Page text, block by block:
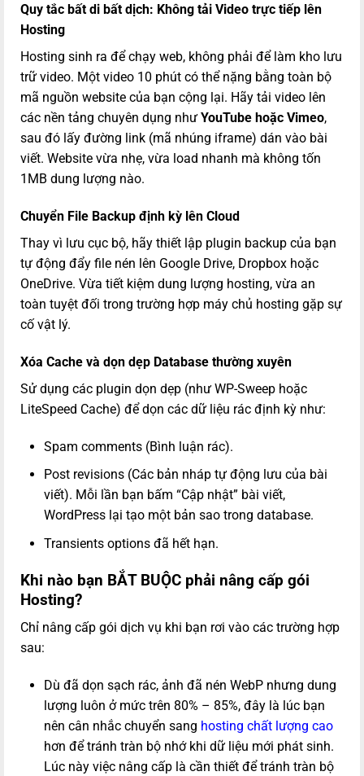
Quy tắc bất di bất dịch: Không tải Video trực tiếp lên
Hosting
Hosting sinh ra để chạy web, không phải để làm kho lưu
trữ video. Một video 10 phút có thể nặng bằng toàn bộ
mã nguồn website của bạn cộng lại. Hãy tải video lên
các nền tảng chuyên dụng như YouTube hoặc Vimeo,
sau đó lấy đường link (mã nhúng iframe) dán vào bài
viết. Website vừa nhẹ, vừa load nhanh mà không tốn
1MB dung lượng nào.
Chuyển File Backup định kỳ lên Cloud
Thay vì lưu cục bộ, hãy thiết lập plugin backup của bạn
tự động đẩy file nén lên Google Drive, Dropbox hoặc
OneDrive. Vừa tiết kiệm dung lượng hosting, vừa an
toàn tuyệt đối trong trường hợp máy chủ hosting gặp sự
cố vật lý.
Xóa Cache và dọn dẹp Database thường xuyên
Sử dụng các plugin dọn dẹp (như WP-Sweep hoặc
LiteSpeed Cache) để dọn các dữ liệu rác định kỳ như:
Spam comments (Bình luận rác).
Post revisions (Các bản nháp tự động lưu của bài
viết). Mỗi lần bạn bấm “Cập nhật” bài viết,
WordPress lại tạo một bản sao trong database.
Transients options đã hết hạn.
Khi nào bạn BẮT BUỘC phải nâng cấp gói
Hosting?
Chỉ nâng cấp gói dịch vụ khi bạn rơi vào các trường hợp
sau:
Dù đã dọn sạch rác, ảnh đã nén WebP nhưng dung
lượng luôn ở mức trên 80% – 85%, đây là lúc bạn
nên cân nhắc chuyển sang hosting chất lượng cao
hơn để tránh tràn bộ nhớ khi dữ liệu mới phát sinh.
Lúc này việc nâng cấp là cần thiết để tránh tràn bộ